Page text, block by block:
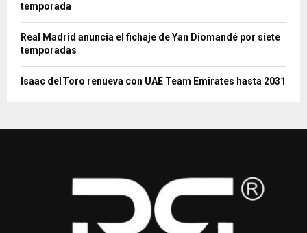
temporada
Real Madrid anuncia el fichaje de Yan Diomandé por siete
temporadas
Isaac del Toro renueva con UAE Team Emirates hasta 2031